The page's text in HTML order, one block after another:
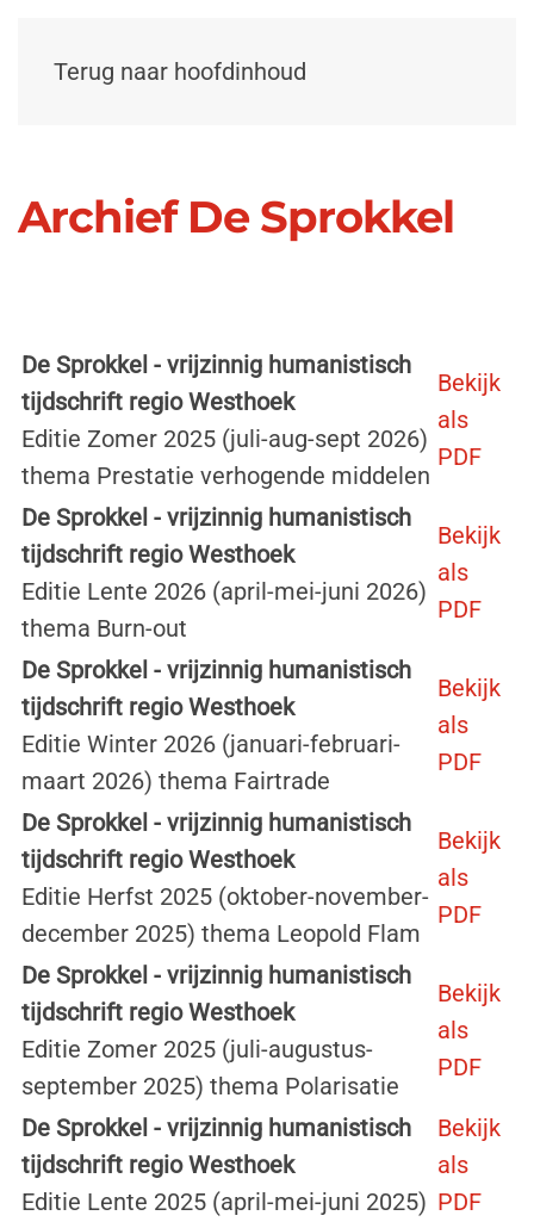
Terug naar hoofdinhoud
Archief De Sprokkel
De Sprokkel - vrijzinnig humanistisch
tijdschrift regio Westhoek
Editie Zomer 2025 (juli-aug-sept 2026)
thema Prestatie verhogende middelen
Bekijk
als
PDF
De Sprokkel - vrijzinnig humanistisch
tijdschrift regio Westhoek
Editie Lente 2026 (april-mei-juni 2026)
thema Burn-out
Bekijk
als
PDF
De Sprokkel - vrijzinnig humanistisch
tijdschrift regio Westhoek
Editie Winter 2026 (januari-februari-
maart 2026) thema Fairtrade
Bekijk
als
PDF
De Sprokkel - vrijzinnig humanistisch
tijdschrift regio Westhoek
Editie Herfst 2025 (oktober-november-
december 2025) thema Leopold Flam
Bekijk
als
PDF
De Sprokkel - vrijzinnig humanistisch
tijdschrift regio Westhoek
Editie Zomer 2025 (juli-augustus-
september 2025) thema Polarisatie
Bekijk
als
PDF
De Sprokkel - vrijzinnig humanistisch
tijdschrift regio Westhoek
Editie Lente 2025 (april-mei-juni 2025)
Bekijk
als
PDF